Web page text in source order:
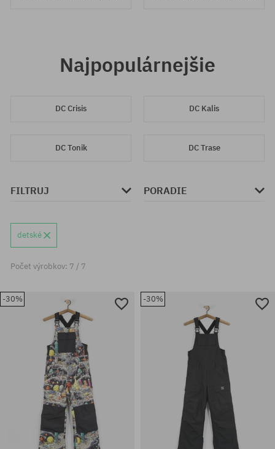
Najpopulárnejšie
DC Crisis DC Kalis
DC Tonik DC Trase
FILTRUJ PORADIE
detské
Počet výrobkov: 7 / 7
-30% -30%